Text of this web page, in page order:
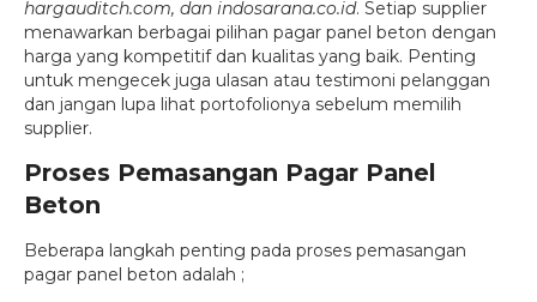
hargauditch.com, dan indosarana.co.id. Setiap supplier
menawarkan berbagai pilihan pagar panel beton dengan
harga yang kompetitif dan kualitas yang baik. Penting
untuk mengecek juga ulasan atau testimoni pelanggan
dan jangan lupa lihat portofolionya sebelum memilih
supplier.
Proses Pemasangan Pagar Panel
Beton
Beberapa langkah penting pada proses pemasangan
pagar panel beton adalah ;